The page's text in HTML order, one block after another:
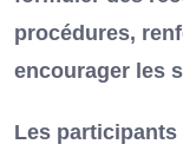
procédures,
encourager les
Les participants